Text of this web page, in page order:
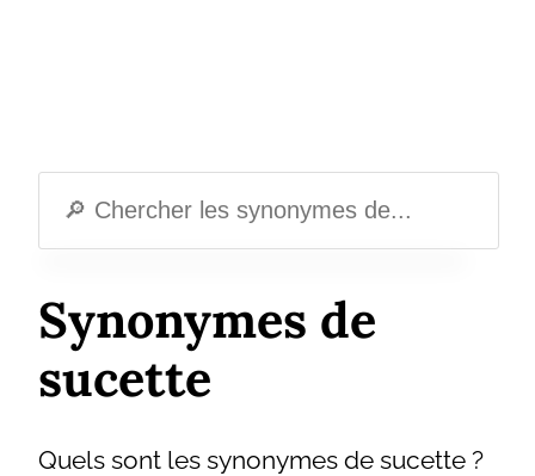
Synonymes de
sucette
Quels sont les synonymes de sucette ?